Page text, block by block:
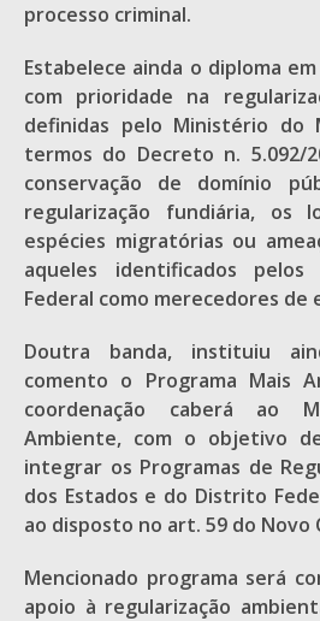
processo criminal.
Estabelece ainda o diploma
com prioridade na
definidas pelo Ministério do
termos do Decreto n. 5.092/
conservação de domínio
regularização fundiária, os
espécies migratórias ou
aqueles identificados
Federal como merecedores de
Doutra banda, instituiu
comento o Programa Mais
coordenação caberá ao
Ambiente, com o objetivo
integrar os Programas de
dos Estados e do Distrito
ao disposto no art. 59 do Novo
Mencionado programa será
apoio à regularização